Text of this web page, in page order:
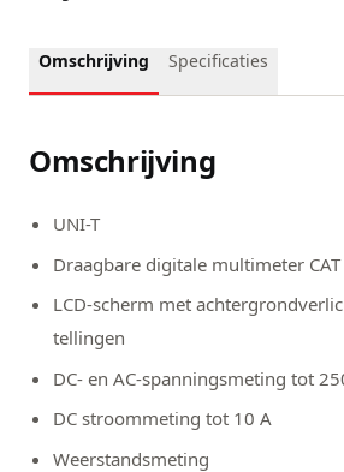
Omschrijving Specificaties
Omschrijving
UNI-T
Draagbare digitale multimeter
LCD-scherm met
tellingen
DC- en AC-spanningsmeting tot
DC stroommeting tot 10 A
Weerstandsmeting